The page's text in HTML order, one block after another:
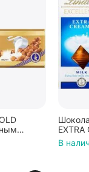
3штуки
В